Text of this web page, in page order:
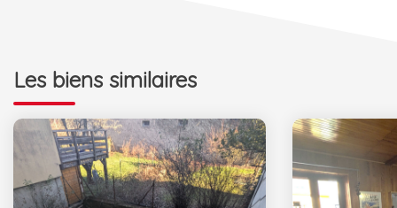
Les biens similaires